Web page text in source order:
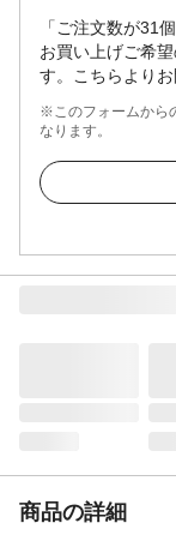
「ご注文数が31
お買い上げご希
す。こちらよりお
※このフォームから
なります。
商品の詳細